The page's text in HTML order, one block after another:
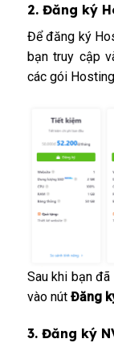
2. Đăng ký
Để đăng ký
bạn truy cập
các gói
Sau khi bạn
vào nút Đăng
3. Đăng ký